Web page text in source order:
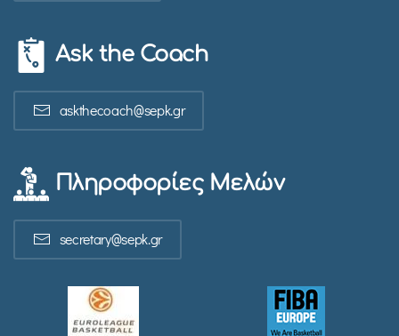
Ask the Coach
askthecoach@sepk.gr
Πληροφορίες Μελών
secretary@sepk.gr